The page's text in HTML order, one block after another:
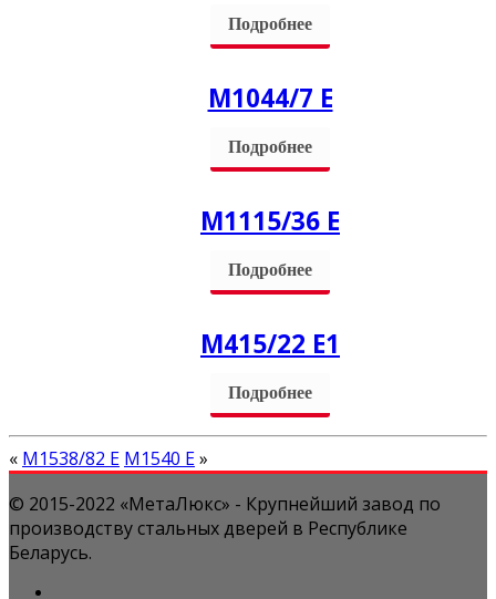
Подробнее
М1044/7 E
Подробнее
М1115/36 Е
Подробнее
М415/22 Е1
Подробнее
« М1538/82 Е М1540 Е»
© 2015-2022 «МетаЛюкс» - Крупнейший завод по
производству стальных дверей в Республике
Беларусь.